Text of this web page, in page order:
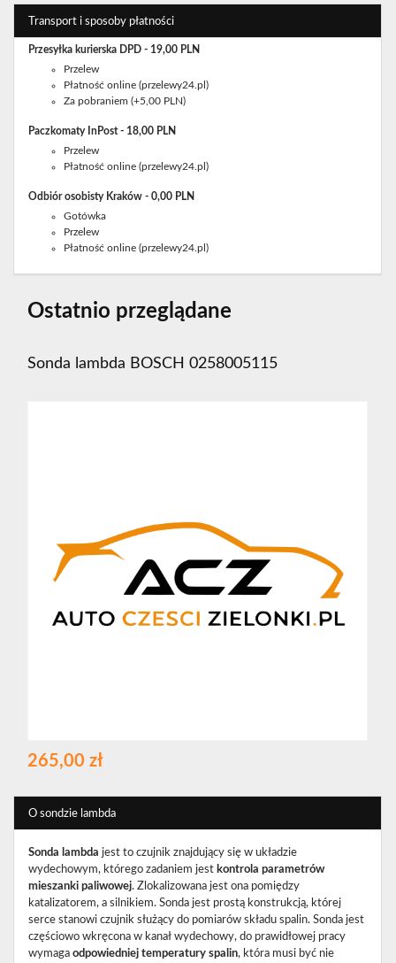
Transport i sposoby płatności
Przesyłka kurierska DPD - 19,00 PLN
Przelew
Płatność online (przelewy24.pl)
Za pobraniem (+5,00 PLN)
Paczkomaty InPost - 18,00 PLN
Przelew
Płatność online (przelewy24.pl)
Odbiór osobisty Kraków - 0,00 PLN
Gotówka
Przelew
Płatność online (przelewy24.pl)
Ostatnio przeglądane
Sonda lambda BOSCH 0258005115
265,00 zł
O sondzie lambda
Sonda lambda jest to czujnik znajdujący się w układzie
wydechowym, którego zadaniem jest kontrola parametrów
mieszanki paliwowej. Zlokalizowana jest ona pomiędzy
katalizatorem, a silnikiem. Sonda jest prostą konstrukcją, której
serce stanowi czujnik służący do pomiarów składu spalin. Sonda jest
częściowo wkręcona w kanał wydechowy, do prawidłowej pracy
wymaga odpowiedniej temperatury spalin, która musi być nie